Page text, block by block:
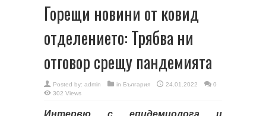
Горещи новини от ковид
отделението: Трябва ни
отговор срещу пандемията
Posted by: admin in България 24.01.2022
0
302 Views
Интервю с епидемиолога и